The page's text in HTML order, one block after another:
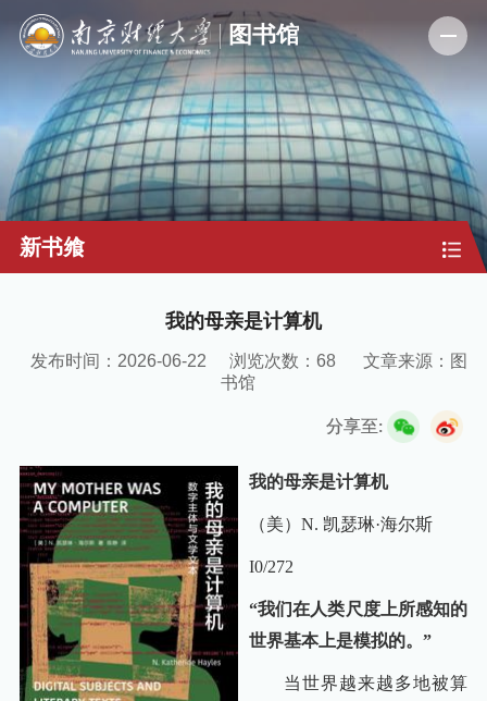
新书飨
我的母亲是计算机
发布时间：2026-06-22 浏览次数：68
文章来源：图
书馆
分享至:
我的母亲是计算机
（美） N. 凯瑟琳·海尔斯
I0/272
“我们在人类尺度上所感知的
世界基本上是模拟的。”
当世界越来越多地被算